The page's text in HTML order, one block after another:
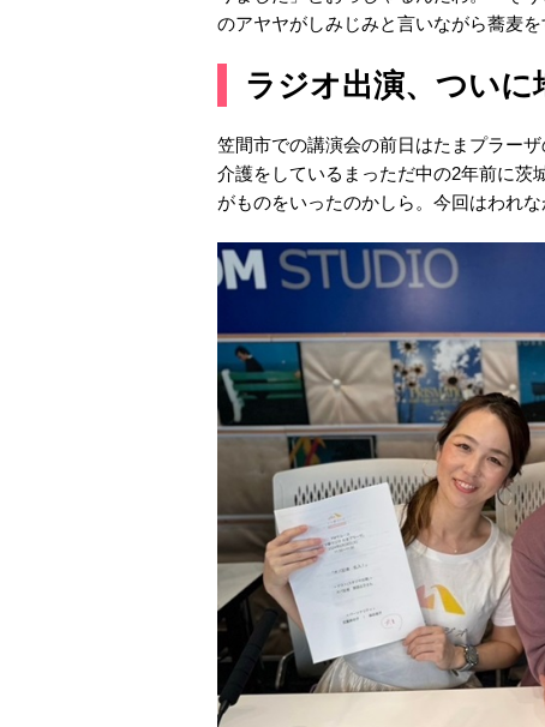
のアヤヤがしみじみと言いながら蕎麦を
ラジオ出演、ついに
笠間市での講演会の前日はたまプラー
介護をしているまっただ中の2年前に茨
がものをいったのかしら。今回はわれな